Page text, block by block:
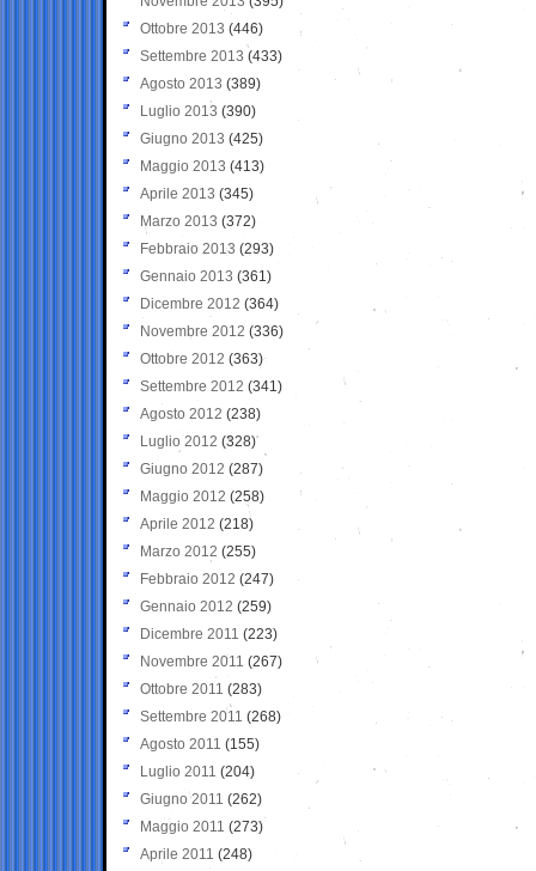
Ottobre 2013 (446)
Settembre 2013 (433)
Agosto 2013 (389)
Luglio 2013 (390)
Giugno 2013 (425)
Maggio 2013 (413)
Aprile 2013 (345)
Marzo 2013 (372)
Febbraio 2013 (293)
Gennaio 2013 (361)
Dicembre 2012 (364)
Novembre 2012 (336)
Ottobre 2012 (363)
Settembre 2012 (341)
Agosto 2012 (238)
Luglio 2012 (328)
Giugno 2012 (287)
Maggio 2012 (258)
Aprile 2012 (218)
Marzo 2012 (255)
Febbraio 2012 (247)
Gennaio 2012 (259)
Dicembre 2011 (223)
Novembre 2011 (267)
Ottobre 2011 (283)
Settembre 2011 (268)
Agosto 2011 (155)
Luglio 2011 (204)
Giugno 2011 (262)
Maggio 2011 (273)
Aprile 2011 (248)